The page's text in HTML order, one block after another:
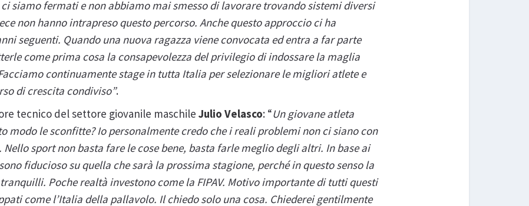
siamo fermati e non abbiamo mai smesso di lavorare trovando sistemi diversi
non hanno intrapreso questo percorso. Anche questo approccio ci ha
seguenti. Quando una nuova ragazza viene convocata ed entra a far parte
come prima cosa la consapevolezza del privilegio di indossare la maglia
continuamente stage in tutta Italia per selezionare le migliori atlete e
di crescita condiviso”.
tecnico del settore giovanile maschileJulio Velasco: “Un giovane atleta
modo le sconfitte? Io personalmente credo che i reali problemi non ci siano con
sport non basta fare le cose bene, basta farle meglio degli altri. In base ai
fiducioso su quella che sarà la prossima stagione, perché in questo senso la
Poche realtà investono come la FIPAV. Motivo importante di tutti questi
come l’Italia della pallavolo. Il chiedo solo una cosa. Chiederei gentilmente